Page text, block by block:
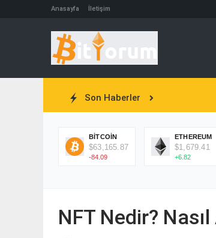
Anasayfa İletişim
Son Haberler
BITCOIN
$63,165.87
-84.09
ETHEREUM
$1,679.41
+6.82
NFT Nedir? Nasıl